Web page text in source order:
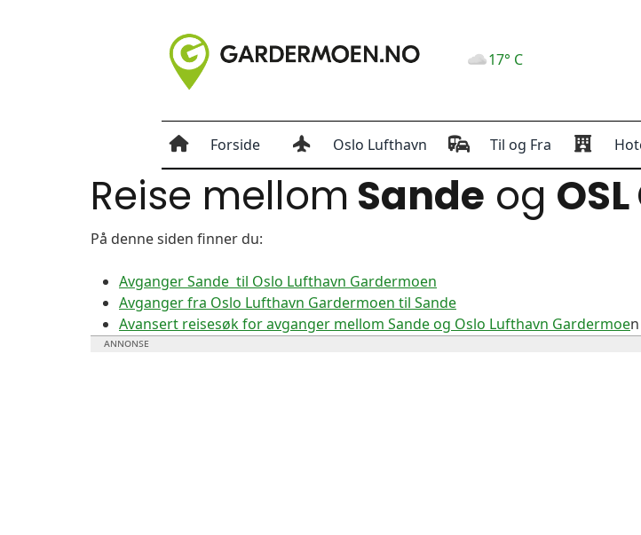
17° C
Forside Oslo Lufthavn Til og Fra
Reise mellom Sande og
På denne siden finner du:
Avganger Sande til Oslo Lufthavn Gardermoen
Avganger fra Oslo Lufthavn Gardermoen til Sande
Avansert reisesøk for avganger mellom Sande og Oslo Lufthavn Gardermoen